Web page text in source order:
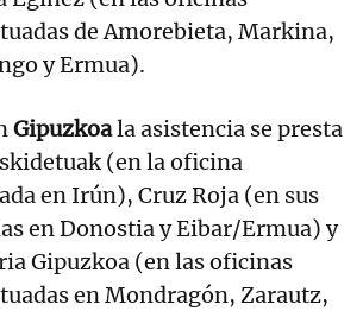
de Amorebieta, Markina,
y Ermua).
Gipuzkoala asistencia se presta
(en la oficina
en Irún), Cruz Roja (en sus
en Donostia y Eibar/Ermua) y
Gipuzkoa (en las oficinas
en Mondragón, Zarautz,